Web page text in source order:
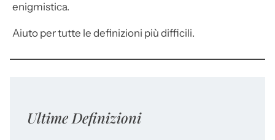
enigmistica.
Aiuto per tutte le definizioni più difficili.
Ultime Definizioni